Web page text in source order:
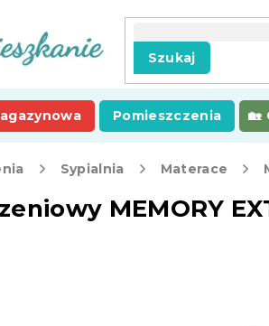
Szukaj
Pomieszczenia
Sypialnia Materace
MEMORY